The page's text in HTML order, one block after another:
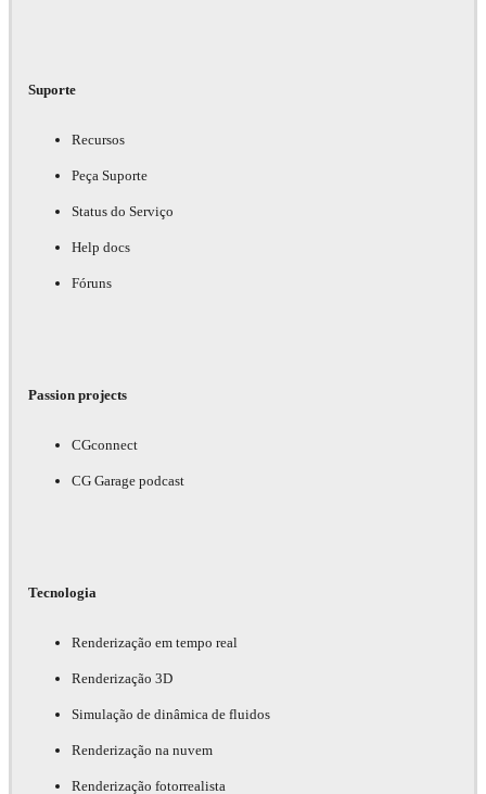
Suporte
Recursos
Peça Suporte
Status do Serviço
Help docs
Fóruns
Passion projects
CGconnect
CG Garage podcast
Tecnologia
Renderização em tempo real
Renderização 3D
Simulação de dinâmica de fluidos
Renderização na nuvem
Renderização fotorrealista